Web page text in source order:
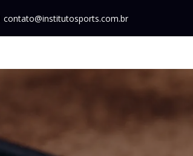
contato@institutosports.com.br